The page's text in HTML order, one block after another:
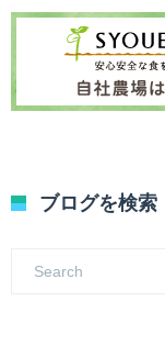
ブログを検索